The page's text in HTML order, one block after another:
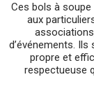
Ces bols à
aux
d’événements.
propre et
respectueuse